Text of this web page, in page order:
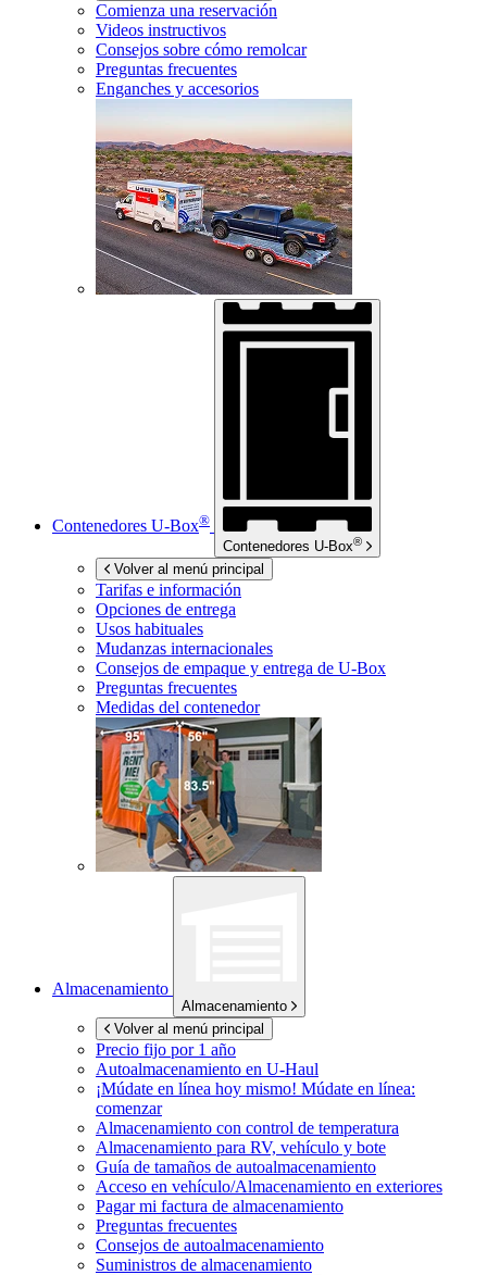
Comienza una reservación
Videos instructivos
Consejos sobre cómo remolcar
Preguntas frecuentes
Enganches y accesorios
Contenedores U-Box®
Contenedores U-Box®
Volver al menú principal
Tarifas e información
Opciones de entrega
Usos habituales
Mudanzas internacionales
Consejos de empaque y entrega de U-Box
Preguntas frecuentes
Medidas del contenedor
Almacenamiento
Almacenamiento
Volver al menú principal
Precio fijo por 1 año
Autoalmacenamiento en U-Haul
¡Múdate en línea hoy mismo! Múdate en línea:
comenzar
Almacenamiento con control de temperatura
Almacenamiento para RV, vehículo y bote
Guía de tamaños de autoalmacenamiento
Acceso en vehículo/Almacenamiento en exteriores
Pagar mi factura de almacenamiento
Preguntas frecuentes
Consejos de autoalmacenamiento
Suministros de almacenamiento